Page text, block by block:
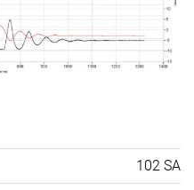
102 SA